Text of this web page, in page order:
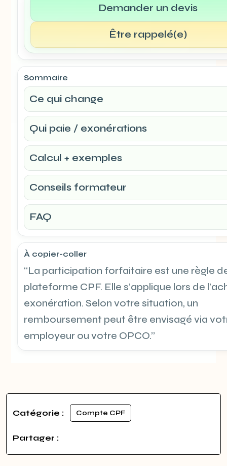
Demander un devis
Être rappelé(e)
Sommaire
Ce qui change
Qui paie / exonérations
Calcul + exemples
Conseils formateur
FAQ
À copier-coller
“La participation forfaitaire est une règle
plateforme CPF. Elle s’applique lors de
exonération. Selon votre situation, un
remboursement peut être envisagé via
employeur ou votre OPCO.”
Catégorie : Compte CPF
Partager :